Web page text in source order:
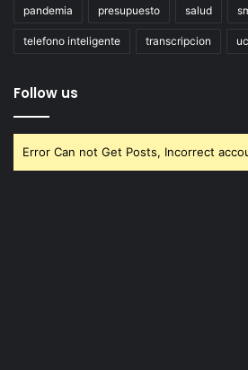
pandemia presupuesto salud
telefono inteligente transcripcion
Follow us
Error Can not Get Posts, Incorrect